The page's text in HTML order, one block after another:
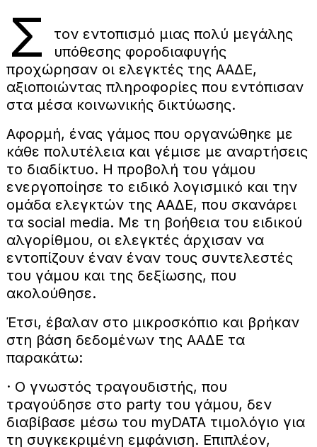
Σ
τον εντοπισμό μιας πολύ μεγάλης
υπόθεσης φοροδιαφυγής
προχώρησαν οι ελεγκτές της ΑΑΔΕ,
αξιοποιώντας πληροφορίες που εντόπισαν
στα μέσα κοινωνικής δικτύωσης.
Αφορμή, ένας γάμος που οργανώθηκε με
κάθε πολυτέλεια και γέμισε με αναρτήσεις
το διαδίκτυο. Η προβολή του γάμου
ενεργοποίησε το ειδικό λογισμικό και την
ομάδα ελεγκτών της ΑΑΔΕ, που σκανάρει
τα social media. Με τη βοήθεια του ειδικού
αλγορίθμου, οι ελεγκτές άρχισαν να
εντοπίζουν έναν έναν τους συντελεστές
του γάμου και της δεξίωσης, που
ακολούθησε.
Έτσι, έβαλαν στο μικροσκόπιο και βρήκαν
στη βάση δεδομένων της ΑΑΔΕ τα
παρακάτω:
· Ο γνωστός τραγουδιστής, που
τραγούδησε στο party του γάμου, δεν
διαβίβασε μέσω του myDATA τιμολόγιο για
τη συγκεκριμένη εμφάνιση. Επιπλέον,